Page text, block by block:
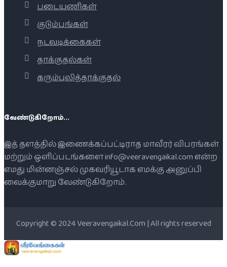
படையணிகள்
குடும்பங்கள்
நடவடிக்கைகள்
தாக்குதல்கள்
கரும்புலித்தாக்குதல்
வேண்டுகிறோம்...
இத் தளத்தில் இணைக்கப்பட்டிராத மாவீரர் விபரங்கள்
மற்றும் ஒளிப்படங்களை info@veeravengaikal.com என்ற
எமது மின்னஞ்சல் முகவரியூடாக எமக்கு அனுப்பி
வைக்குமாறு வேண்டுகிறோம்.
Copyright © 2024 Veeravengaikal.Com | All rights reserved